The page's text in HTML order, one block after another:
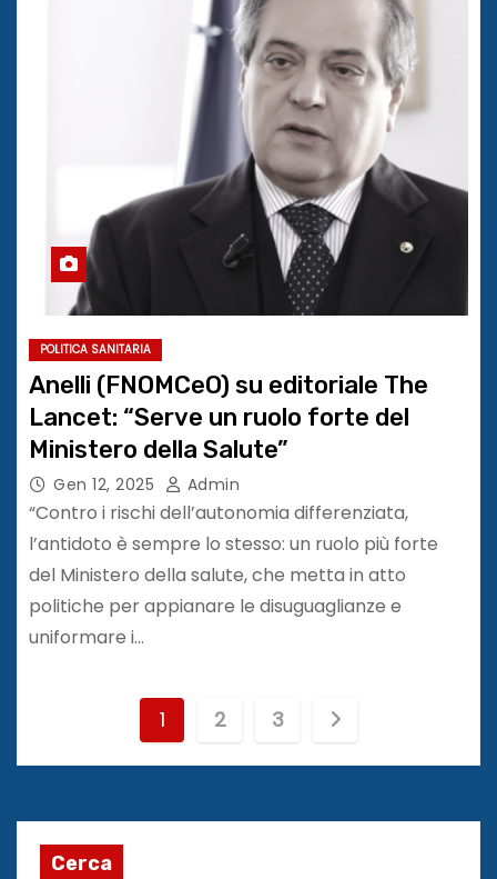
POLITICA SANITARIA
Anelli (FNOMCeO) su editoriale The
Lancet: “Serve un ruolo forte del
Ministero della Salute”
Gen 12, 2025 Admin
“Contro i rischi dell’autonomia differenziata,
l’antidoto è sempre lo stesso: un ruolo più forte
del Ministero della salute, che metta in atto
politiche per appianare le disuguaglianze e
uniformare i…
a
g
1 2 3
Cerca